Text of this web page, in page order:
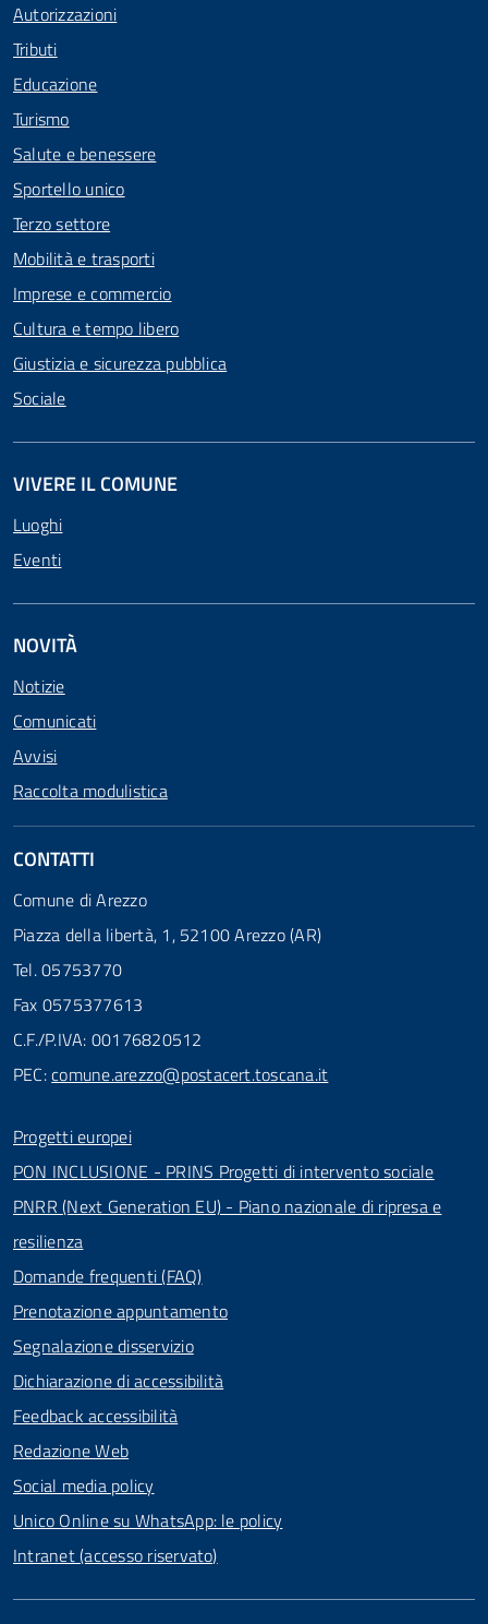
Autorizzazioni
Tributi
Educazione
Turismo
Salute e benessere
Sportello unico
Terzo settore
Mobilità e trasporti
Imprese e commercio
Cultura e tempo libero
Giustizia e sicurezza pubblica
Sociale
VIVERE IL COMUNE
Luoghi
Eventi
NOVITÀ
Notizie
Comunicati
Avvisi
Raccolta modulistica
CONTATTI
Comune di Arezzo
Piazza della libertà, 1, 52100 Arezzo (AR)
Tel. 05753770
Fax 0575377613
C.F./P.IVA: 00176820512
PEC:comune.arezzo@postacert.toscana.it
Progetti europei
PON INCLUSIONE - PRINS Progetti di intervento sociale
PNRR (Next Generation EU) - Piano nazionale di ripresa e
resilienza
Domande frequenti (FAQ)
Prenotazione appuntamento
Segnalazione disservizio
Dichiarazione di accessibilità
Feedback accessibilità
Redazione Web
Social media policy
Unico Online su WhatsApp: le policy
Intranet (accesso riservato)